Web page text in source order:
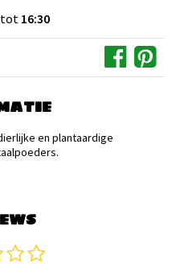
tot 16:30
en plantaardige